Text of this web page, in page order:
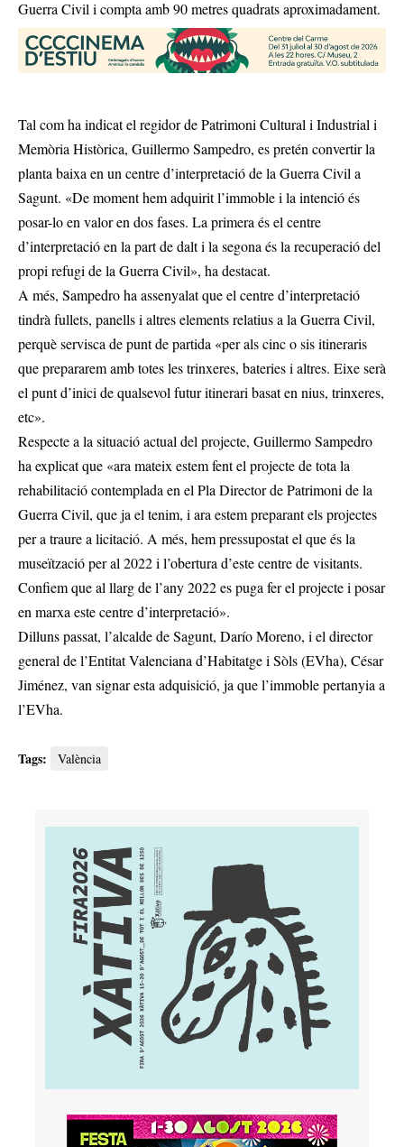
Guerra Civil i compta amb 90 metres quadrats aproximadament.
Tal com ha indicat el regidor de Patrimoni Cultural i Industrial i
Memòria Històrica, Guillermo Sampedro, es pretén convertir la
planta baixa en un centre d’interpretació de la Guerra Civil a
Sagunt. «De moment hem adquirit l’immoble i la intenció és
posar-lo en valor en dos fases. La primera és el centre
d’interpretació en la part de dalt i la segona és la recuperació del
propi refugi de la Guerra Civil», ha destacat.
A més, Sampedro ha assenyalat que el centre d’interpretació
tindrà fullets, panells i altres elements relatius a la Guerra Civil,
perquè servisca de punt de partida «per als cinc o sis itineraris
que prepararem amb totes les trinxeres, bateries i altres. Eixe serà
el punt d’inici de qualsevol futur itinerari basat en nius, trinxeres,
etc».
Respecte a la situació actual del projecte, Guillermo Sampedro
ha explicat que «ara mateix estem fent el projecte de tota la
rehabilitació contemplada en el Pla Director de Patrimoni de la
Guerra Civil, que ja el tenim, i ara estem preparant els projectes
per a traure a licitació. A més, hem pressupostat el que és la
museïtzació per al 2022 i l’obertura d’este centre de visitants.
Confiem que al llarg de l’any 2022 es puga fer el projecte i posar
en marxa este centre d’interpretació».
Dilluns passat, l’alcalde de Sagunt, Darío Moreno, i el director
general de l’Entitat Valenciana d’Habitatge i Sòls (EVha), César
Jiménez, van signar esta adquisició, ja que l’immoble pertanyia a
l’EVha.
Tags: València